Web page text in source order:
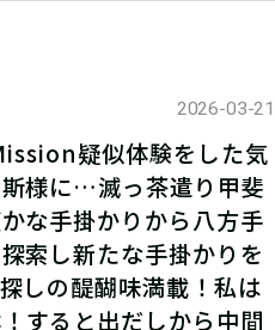
を読み解き、
める
2026-03-21
疑似体験をした気
様に…滅っ茶遣り甲斐
な手掛かりから八方手
索し新たな手掛かりを
しの醍醐味満載！私は
すると出だしから中間